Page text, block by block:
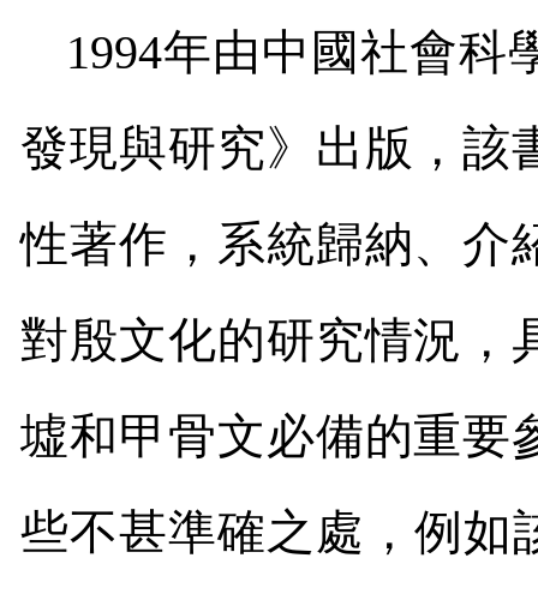
1994年由中國社會科
發現與研究》出版，該
性著作，系統歸納、介
對殷文化的研究情況，
墟和甲骨文必備的重要
些不甚準確之處，例如